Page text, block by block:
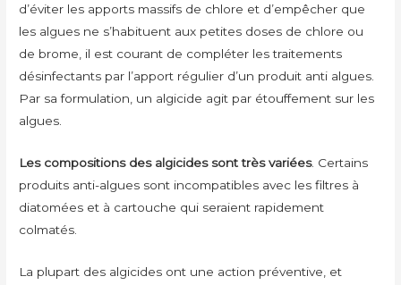
d’éviter les apports massifs de chlore et d’empêcher que
les algues ne s’habituent aux petites doses de chlore ou
de brome, il est courant de compléter les traitements
désinfectants par l’apport régulier d’un produit anti algues.
Par sa formulation, un algicide agit par étouffement sur les
algues.
Les compositions des algicides sont très variées. Certains
produits anti-algues sont incompatibles avec les filtres à
diatomées et à cartouche qui seraient rapidement
colmatés.
La plupart des algicides ont une action préventive, et